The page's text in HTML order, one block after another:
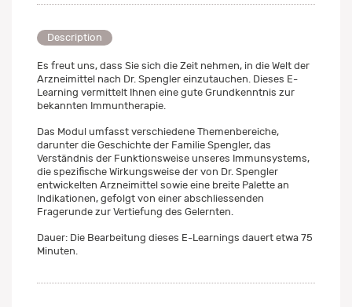
Description
Es freut uns, dass Sie sich die Zeit nehmen, in die Welt der
Arzneimittel nach Dr. Spengler einzutauchen. Dieses E-
Learning vermittelt Ihnen eine gute Grundkenntnis zur
bekannten Immuntherapie.
Das Modul umfasst verschiedene Themenbereiche,
darunter die Geschichte der Familie Spengler, das
Verständnis der Funktionsweise unseres Immunsystems,
die spezifische Wirkungsweise der von Dr. Spengler
entwickelten Arzneimittel sowie eine breite Palette an
Indikationen, gefolgt von einer abschliessenden
Fragerunde zur Vertiefung des Gelernten.
Dauer: Die Bearbeitung dieses E-Learnings dauert etwa 75
Minuten.